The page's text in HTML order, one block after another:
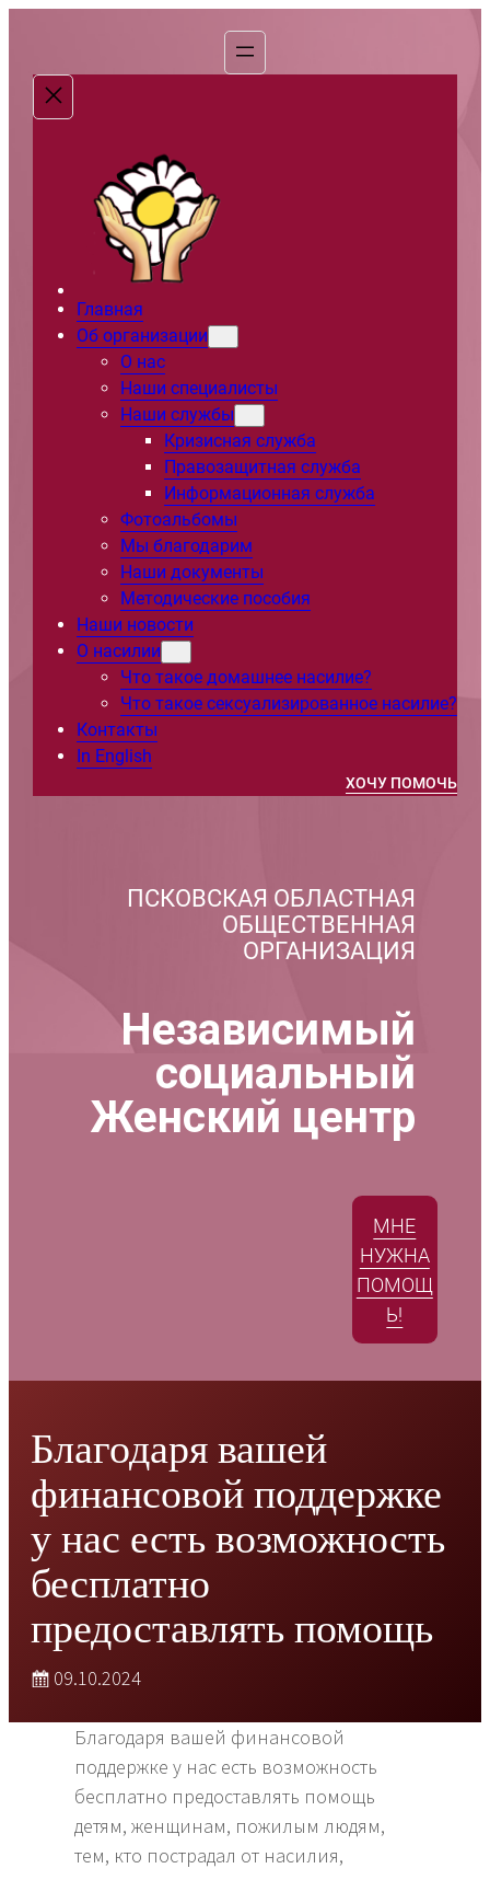
содержимому
Главная
Об организации
О нас
Наши специалисты
Наши службы
Кризисная служба
Правозащитная служба
Информационная служба
Фотоальбомы
Мы благодарим
Наши документы
Методические пособия
Наши новости
О насилии
Что такое домашнее насилие?
Что такое сексуализированное насилие?
Контакты
In English
ХОЧУ ПОМОЧЬ
ПСКОВСКАЯ ОБЛАСТНАЯ
ОБЩЕСТВЕННАЯ
ОРГАНИЗАЦИЯ
Независимый
социальный
Женский центр
МНЕ
НУЖНА
ПОМОЩ
Ь!
Благодаря вашей
финансовой поддержке
у нас есть возможность
бесплатно
предоставлять помощь
09.10.2024
Благодаря вашей финансовой
поддержке у нас есть возможность
бесплатно предоставлять помощь
детям, женщинам, пожилым людям,
тем, кто пострадал от насилия,